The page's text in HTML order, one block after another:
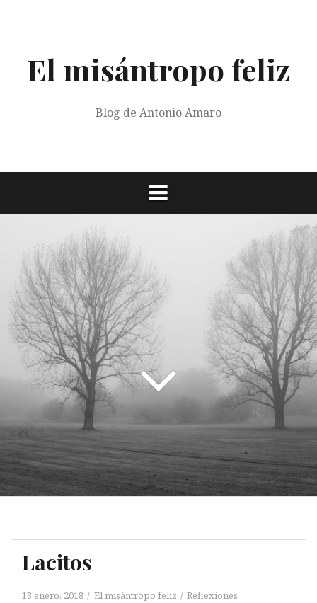
El misántropo feliz
Blog de Antonio Amaro
Lacitos
13 enero, 2018 El misántropo feliz Reflexiones